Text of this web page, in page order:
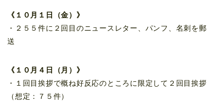
《１０月１日（金）》
・２５５件に２回目のニュースレター、パンフ、名刺を郵
送
《１０月４日（月）》
・１回目挨拶で概ね好反応のところに限定して２回目挨拶
（想定：７５件）